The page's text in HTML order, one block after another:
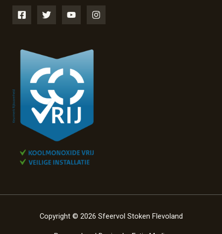
Copyright © 2026 Sfeervol Stoken Flevoland